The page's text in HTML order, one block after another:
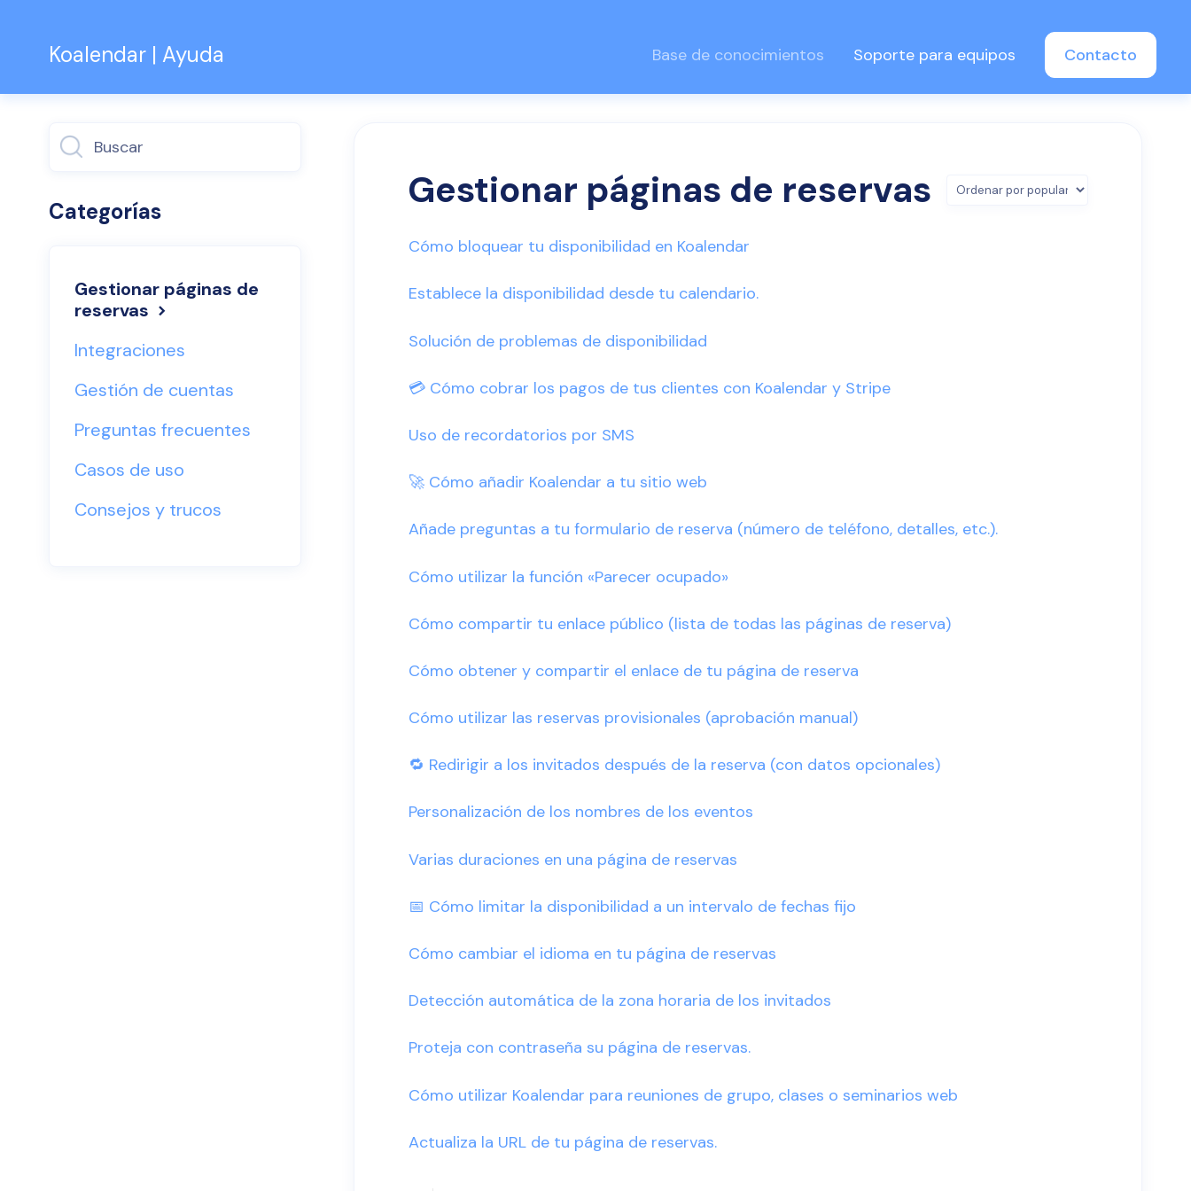
Koalendar | Ayuda Base de conocimientos Soporte para equipos Contacto
Gestionar páginas de reservas
Cómo bloquear tu disponibilidad en Koalendar
Establece la disponibilidad desde tu calendario.
Solución de problemas de disponibilidad
💳 Cómo cobrar los pagos de tus clientes con Koalendar y Stripe
Uso de recordatorios por SMS
🚀 Cómo añadir Koalendar a tu sitio web
Añade preguntas a tu formulario de reserva (número de teléfono, detalles, etc.).
Cómo utilizar la función «Parecer ocupado»
Cómo compartir tu enlace público (lista de todas las páginas de reserva)
Cómo obtener y compartir el enlace de tu página de reserva
Cómo utilizar las reservas provisionales (aprobación manual)
🔁 Redirigir a los invitados después de la reserva (con datos opcionales)
Personalización de los nombres de los eventos
Varias duraciones en una página de reservas
📅 Cómo limitar la disponibilidad a un intervalo de fechas fijo
Cómo cambiar el idioma en tu página de reservas
Detección automática de la zona horaria de los invitados
Proteja con contraseña su página de reservas.
Cómo utilizar Koalendar para reuniones de grupo, clases o seminarios web
Actualiza la URL de tu página de reservas.
Categorías
Gestionar páginas de
reservas
Integraciones
Gestión de cuentas
Preguntas frecuentes
Casos de uso
Consejos y trucos